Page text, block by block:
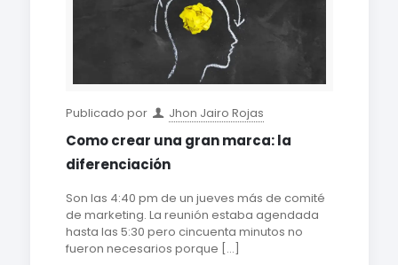
Publicado por Jhon Jairo Rojas
Como crear una gran marca: la
diferenciación
Son las 4:40 pm de un jueves más de comité
de marketing. La reunión estaba agendada
hasta las 5:30 pero cincuenta minutos no
fueron necesarios porque […]